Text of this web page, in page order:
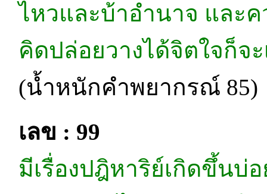
ไหวและบ้าอำนาจ และ
คิดปล่อยวางได้จิตใจก็จ
(น้ำหนักคำพยากรณ์ 85)
เลข : 99
มีเรื่องปฎิหาริย์เกิดขึ้นบ่